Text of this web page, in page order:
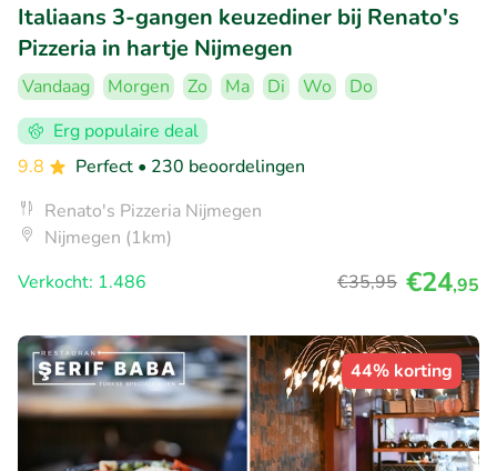
Italiaans 3-gangen keuzediner bij Renato's
Pizzeria in hartje Nijmegen
Vandaag Morgen Zo Ma Di Wo
Do
Erg populaire deal
9.8
Perfect • 230 beoordelingen
Renato's Pizzeria Nijmegen
Nijmegen (1km)
Verkocht: 1.486
€35,95 €24,95
44% korting